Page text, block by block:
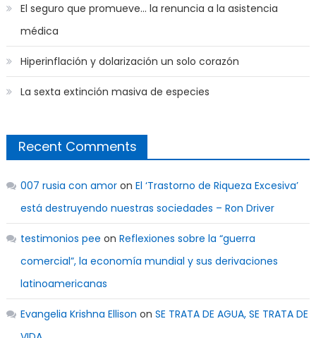
El seguro que promueve… la renuncia a la asistencia
médica
Hiperinflación y dolarización un solo corazón
La sexta extinción masiva de especies
Recent Comments
007 rusia con amoron El ‘Trastorno de Riqueza Excesiva’
está destruyendo nuestras sociedades – Ron Driver
testimonios pee on Reflexiones sobre la “guerra
comercial”, la economía mundial y sus derivaciones
latinoamericanas
Evangelia Krishna Ellison on SE TRATA DE AGUA, SE TRATA DE